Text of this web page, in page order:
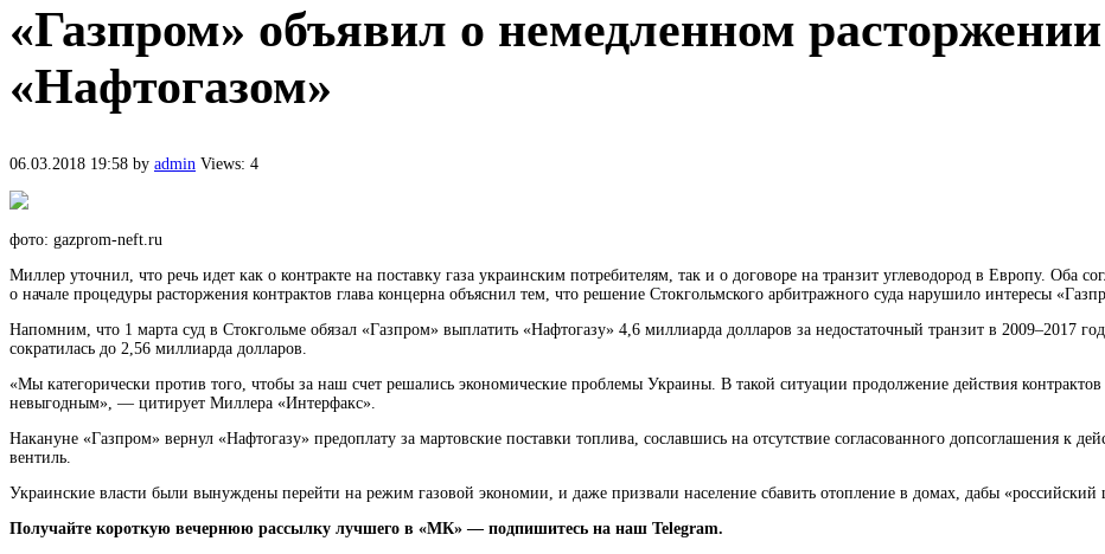
«Газпром» объявил о немедленном
«Нафтогазом»
06.03.2018 19:58 by admin Views: 4
фото: gazprom-neft.ru
Миллер уточнил, что речь идет как о контракте на поставку газа украинским потребителям, так и о договоре на транзит углеводород в Европу. Оба
о начале процедуры расторжения контрактов глава концерна объяснил тем, что решение Стокгольмского арбитражного суда нарушило интересы
Напомним, что 1 марта суд в Стокгольме обязал «Газпром» выплатить «Нафтогазу» 4,6 миллиарда долларов за недостаточный транзит в 2009–2017
сократилась до 2,56 миллиарда долларов.
«Мы категорически против того, чтобы за наш счет решались экономические проблемы Украины. В такой ситуации продолжение действия
невыгодным», — цитирует Миллера «Интерфакс».
Накануне «Газпром» вернул «Нафтогазу» предоплату за мартовские поставки топлива, сославшись на отсутствие согласованного допсоглашения к
вентиль.
Украинские власти были вынуждены перейти на режим газовой экономии, и даже призвали население сбавить отопление в домах, дабы «российский
Получайте короткую вечернюю рассылку лучшего в «МК» — подпишитесь на наш Telegram.